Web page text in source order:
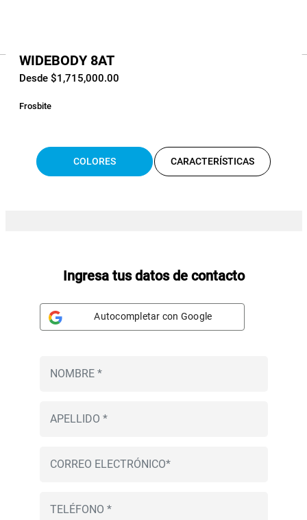
WIDEBODY 8AT
Desde $1,715,000.00
Frosbite
COLORES CARACTERÍSTICAS
Ingresa tus datos de contacto
Autocompletar con Google